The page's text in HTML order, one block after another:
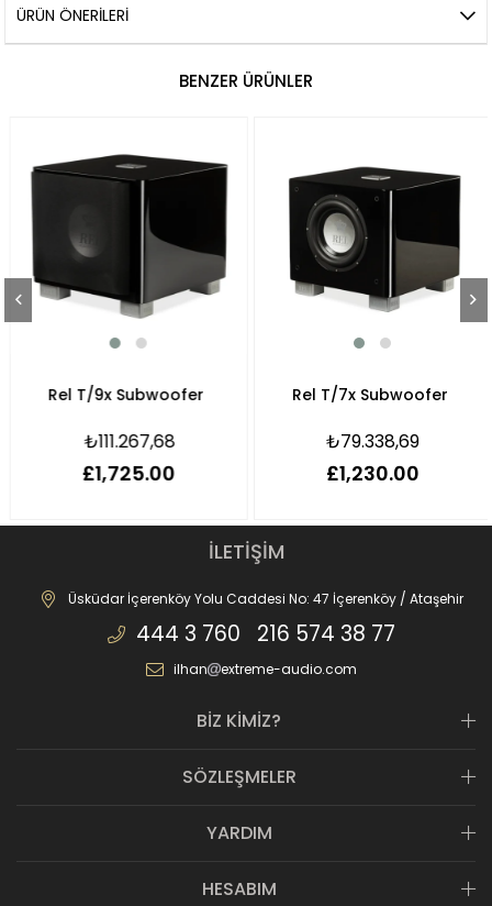
ÜRÜN ÖNERILERI
BENZER ÜRÜNLER
Rel T/9x Subwoofer
₺111.267,68
£1,725.00
Rel T/7x Subwoofer
₺79.338,69
£1,230.00
İLETİŞİM
Üsküdar İçerenköy Yolu Caddesi No: 47 İçerenköy / Ataşehir
444 3 760 216 574 38 77
ilhan extreme-audio.com
BİZ KİMİZ?
SÖZLEŞMELER
YARDIM
HESABIM